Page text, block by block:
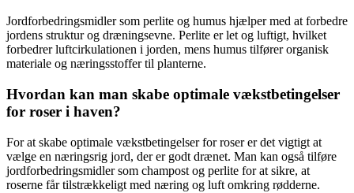
Jordforbedringsmidler som perlite og humus hjælper med at forbedre
jordens struktur og dræningsevne. Perlite er let og luftigt, hvilket
forbedrer luftcirkulationen i jorden, mens humus tilfører organisk
materiale og næringsstoffer til planterne.
Hvordan kan man skabe optimale vækstbetingelser
for roser i haven?
For at skabe optimale vækstbetingelser for roser er det vigtigt at
vælge en næringsrig jord, der er godt drænet. Man kan også tilføre
jordforbedringsmidler som champost og perlite for at sikre, at
roserne får tilstrækkeligt med næring og luft omkring rødderne.